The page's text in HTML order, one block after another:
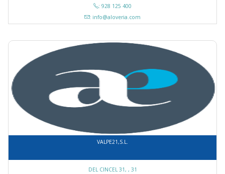
: 928 125 400
: info@aloveria.com
VALPE21,S.L.
DEL CINCEL 31, , 31